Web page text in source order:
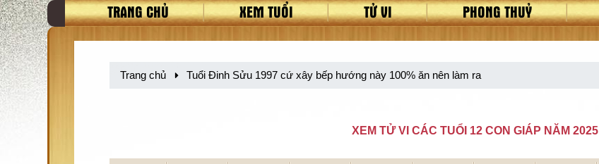
TRANG CHỦ XEM TUỔI TỬ VI PHONG THUỶ
Trang chủ Tuổi Đinh Sửu 1997 cứ xây bếp hướng này 100% ăn nên làm ra
XEM TỬ VI CÁC TUỔI 12 CON GIÁP NĂM 2025